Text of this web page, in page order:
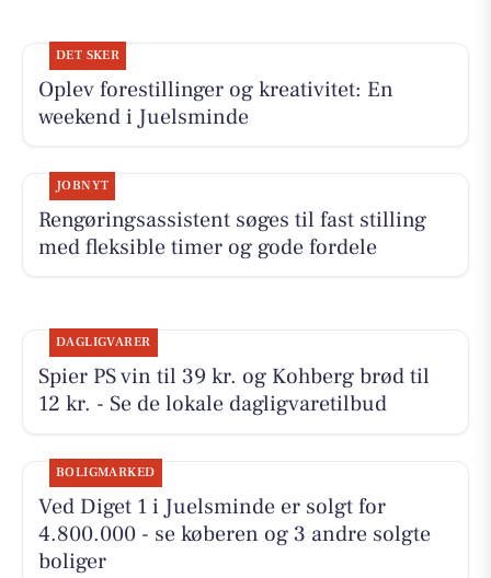
DET SKER
Oplev forestillinger og kreativitet: En
weekend i Juelsminde
JOBNYT
Rengøringsassistent søges til fast stilling
med fleksible timer og gode fordele
DAGLIGVARER
Spier PS vin til 39 kr. og Kohberg brød til
12 kr. - Se de lokale dagligvaretilbud
BOLIGMARKED
Ved Diget 1 i Juelsminde er solgt for
4.800.000 - se køberen og 3 andre solgte
boliger